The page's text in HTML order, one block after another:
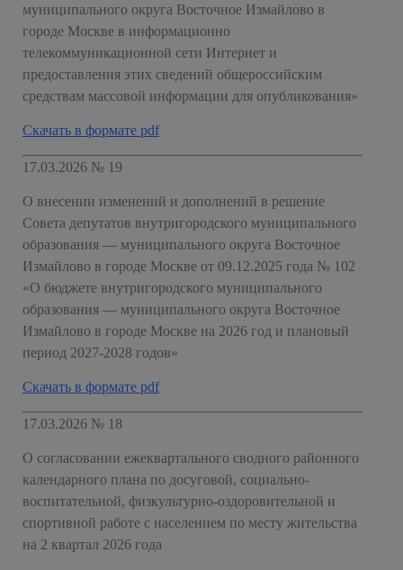
муниципального округа Восточное Измайлово в
городе Москве в информационно
телекоммуникационной сети Интернет и
предоставления этих сведений общероссийским
средствам массовой информации для опубликования»
Скачать в формате pdf
17.03.2026 № 19
О внесении изменений и дополнений в решение
Совета депутатов внутригородского муниципального
образования — муниципального округа Восточное
Измайлово в городе Москве от 09.12.2025 года № 102
«О бюджете внутригородского муниципального
образования — муниципального округа Восточное
Измайлово в городе Москве на 2026 год и плановый
период 2027-2028 годов»
Скачать в формате pdf
17.03.2026 № 18
О согласовании ежеквартального сводного районного
календарного плана по досуговой, социально-
воспитательной, физкультурно-оздоровительной и
спортивной работе с населением по месту жительства
на 2 квартал 2026 года